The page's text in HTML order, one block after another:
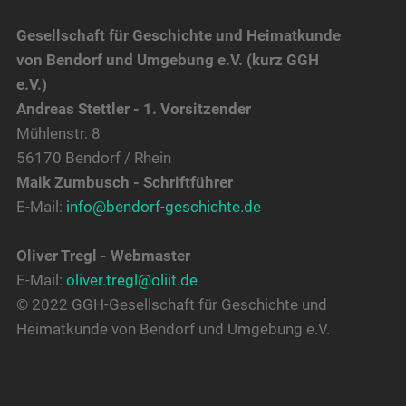
Gesellschaft für Geschichte und Heimatkunde
von Bendorf und Umgebung e.V. (kurz GGH
e.V.)
Andreas Stettler - 1. Vorsitzender
Mühlenstr. 8
56170 Bendorf / Rhein
Maik Zumbusch - Schriftführer
E-Mail: info@bendorf-geschichte.de
Oliver Tregl - Webmaster
E-Mail: oliver.tregl@oliit.de
© 2022 GGH-Gesellschaft für Geschichte und
Heimatkunde von Bendorf und Umgebung e.V.